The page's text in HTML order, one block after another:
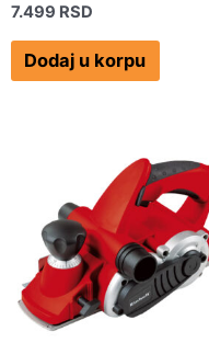
7.499 RSD
Dodaj u korpu